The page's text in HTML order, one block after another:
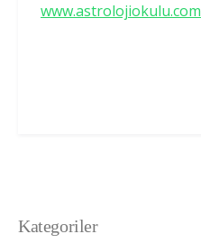
www.astrolojiokulu.com
Kategoriler